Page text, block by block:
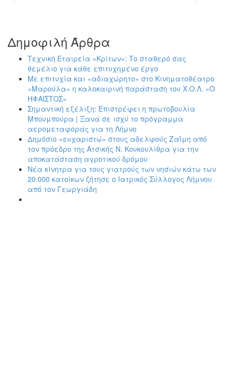
Δημοφιλή Άρθρα
Τεχνική Εταιρεία «Κρίτων»: Το σταθερό σας
θεμέλιο για κάθε επιτυχημένο έργο
Με επιτυχία και «αδιαχώρητο» στο Κινηματοθέατρο
«Μαρούλα» η καλοκαιρινή παράσταση του Χ.Ο.Λ. «Ο
ΗΦΑΙΣΤΟΣ»
Σημαντική εξέλιξη: Επιστρέφει η πρωτοβουλία
Μπουμπούρα | Ξανά σε ισχύ το πρόγραμμα
αερομεταφοράς για τη Λήμνο
Δημόσιο «ευχαριστώ» στους αδελφούς Ζαΐμη από
τον πρόεδρο της Ατσικής Ν. Κουκουλίθρα για την
αποκατάσταση αγροτικού δρόμου
Νέα κίνητρα για τους γιατρούς των νησιών κάτω των
20.000 κατοίκων ζήτησε ο Ιατρικός Σύλλογος Λήμνου
από τον Γεωργιάδη